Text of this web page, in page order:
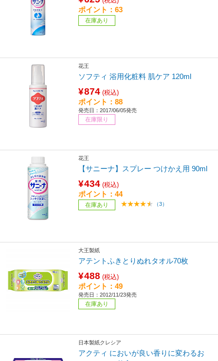
ポイント：63
在庫あり
花王
ソフティ 浴用化粧料 肌ケア 120ml
¥874 (税込)
ポイント：88
発売日：2017/06/05発売
在庫限り
花王
【サニーナ】スプレー つけかえ用 90ml
¥434 (税込)
ポイント：44
在庫あり （3）
大王製紙
アテントふきとりぬれタオル70枚
¥488 (税込)
ポイント：49
発売日：2012/11/23発売
在庫あり
日本製紙クレシア
アクティ においが良い香りに変わるお